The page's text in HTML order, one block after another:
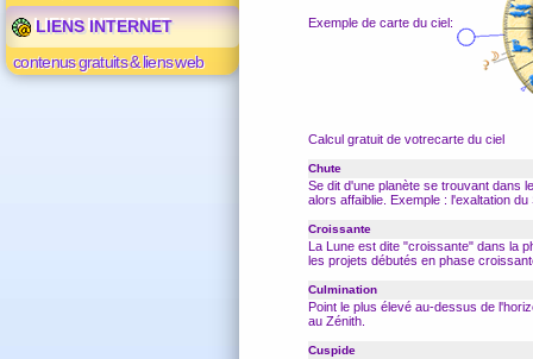
LIENS INTERNET
contenus gratuits & liens web
Exemple de carte du ciel:
Calcul gratuit de votrecarte du ciel
Chute
Se dit d'une planète se trouvant dans
alors affaiblie. Exemple : l'exaltation
Croissante
La Lune est dite "croissante" dans la
les projets débutés en phase
Culmination
Point le plus élevé au-dessus de
au Zénith.
Cuspide